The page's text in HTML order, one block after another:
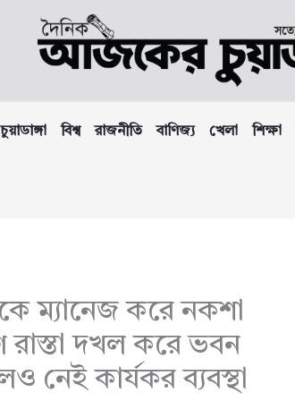
চুয়াডাঙ্গা বিশ্ব রাজনীতি বাণিজ্য খেলা শিক্ষা
ম্যানেজ করে নকশা
রাস্তা দখল করে ভবন
নেই কার্যকর ব্যবস্থা